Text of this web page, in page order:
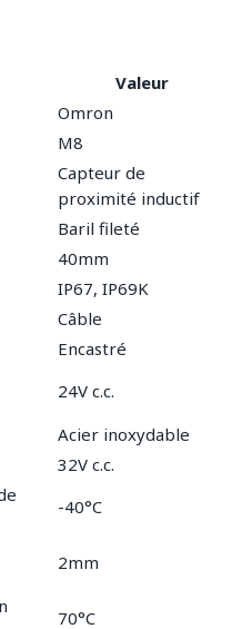
Valeur
Omron
M8
Capteur de
proximité inductif
Baril fileté
40mm
IP67, IP69K
Câble
Encastré
24V c.c.
Acier inoxydable
32V c.c.
-40°C
2mm
70°C